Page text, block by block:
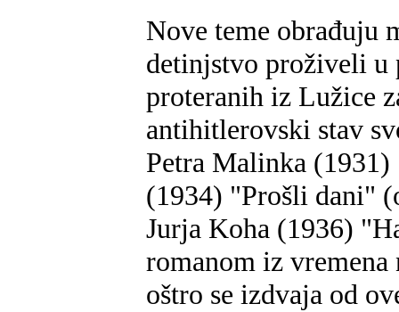
Nove teme obrađuju
detinjstvo proživeli u
proteranih iz Lužice
antihitlerovski stav
Petra Malinka
(1934) "Prošli dani"
Jurja Koha (1936)
romanom iz vremena
oštro se izdvaja od